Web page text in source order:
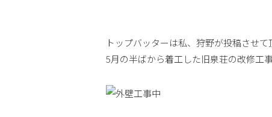
トップバッターは私、狩野が投稿させて
5月の半ばから着工した旧泉荘の改修工